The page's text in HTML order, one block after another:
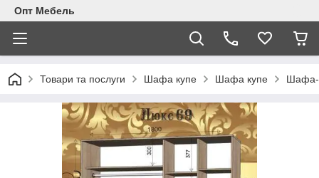
Опт Мебель
Товари та послуги Шафа купе Шафа купе Шафа-